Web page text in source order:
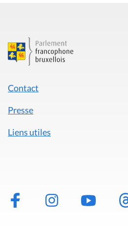
Contact
Presse
Liens utiles